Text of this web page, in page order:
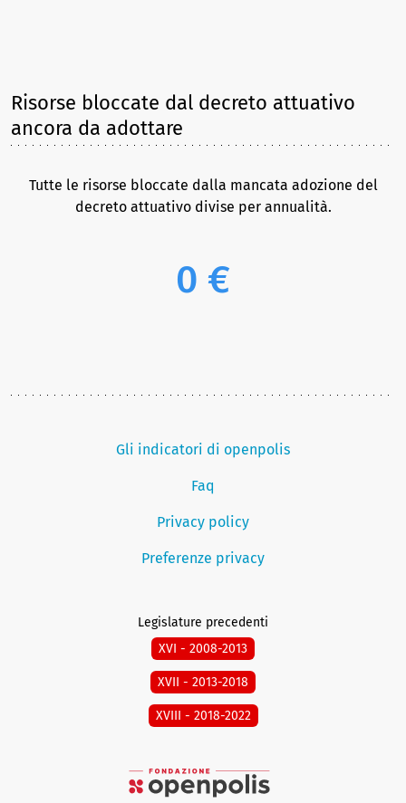
Risorse bloccate dal decreto attuativo
ancora da adottare
Tutte le risorse bloccate dalla mancata adozione del
decreto attuativo divise per annualità.
0 €
Gli indicatori di openpolis
Faq
Privacy policy
Preferenze privacy
Legislature precedenti
XVI - 2008-2013
XVII - 2013-2018
XVIII - 2018-2022